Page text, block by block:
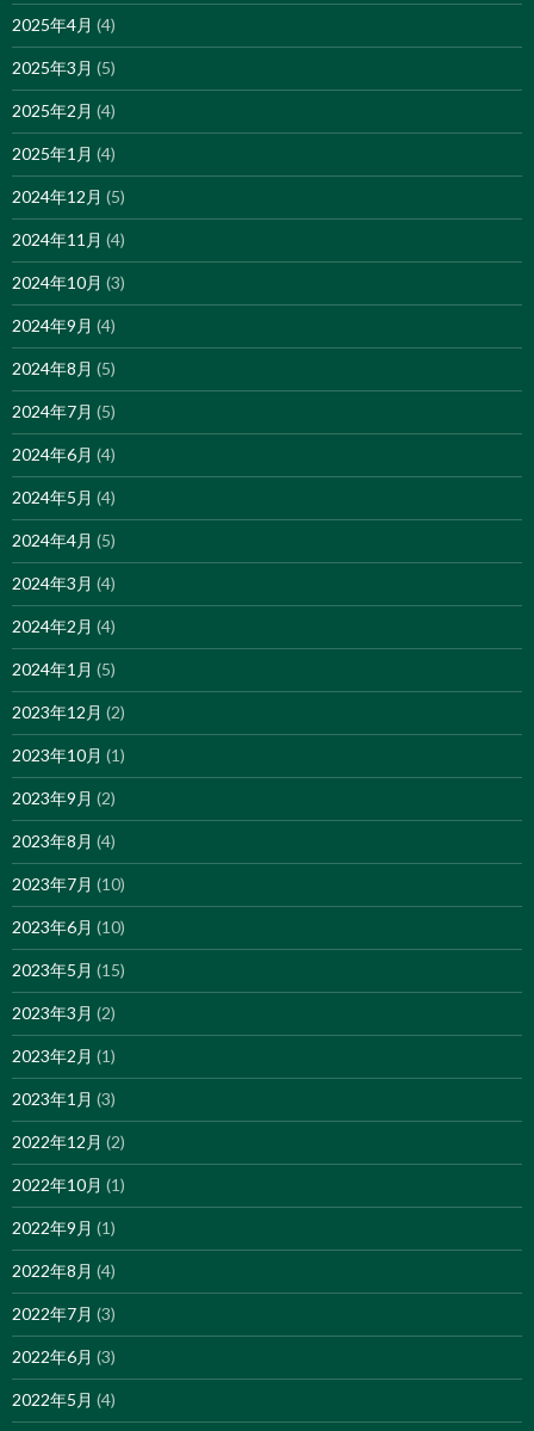
2025年4月 (4)
2025年3月 (5)
2025年2月 (4)
2025年1月 (4)
2024年12月 (5)
2024年11月 (4)
2024年10月 (3)
2024年9月 (4)
2024年8月 (5)
2024年7月 (5)
2024年6月 (4)
2024年5月 (4)
2024年4月 (5)
2024年3月 (4)
2024年2月 (4)
2024年1月 (5)
2023年12月 (2)
2023年10月 (1)
2023年9月 (2)
2023年8月 (4)
2023年7月 (10)
2023年6月 (10)
2023年5月 (15)
2023年3月 (2)
2023年2月 (1)
2023年1月 (3)
2022年12月 (2)
2022年10月 (1)
2022年9月 (1)
2022年8月 (4)
2022年7月 (3)
2022年6月 (3)
2022年5月 (4)